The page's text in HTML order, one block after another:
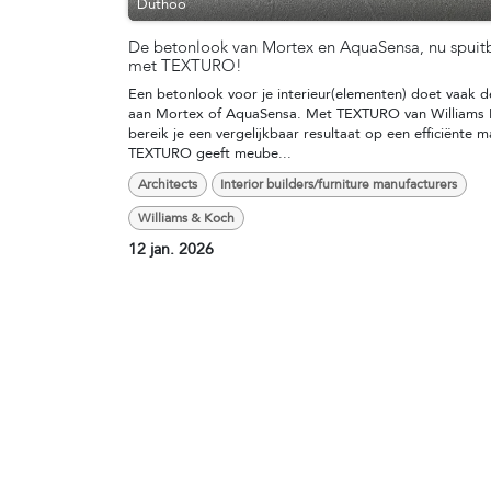
Duthoo
De betonlook van Mortex en AquaSensa, nu
met TEXTURO!
Een betonlook voor je interieur(elementen) doet vaak
aan Mortex of AquaSensa. Met TEXTURO van Williams
bereik je een vergelijkbaar resultaat op een efficiënte
TEXTURO geeft meube...
Architects
Interior builders/furniture manufacturers
Williams & Koch
12 jan. 2026